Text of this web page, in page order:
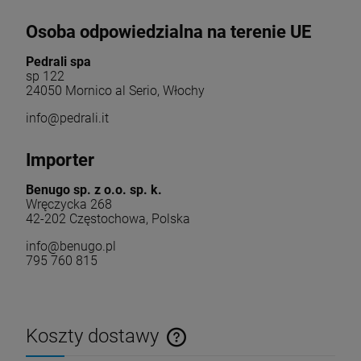
Osoba odpowiedzialna na terenie UE
Pedrali spa
sp 122
24050 Mornico al Serio, Włochy
info@pedrali.it
Importer
Benugo sp. z o.o. sp. k.
Wręczycka 268
42-202 Częstochowa, Polska
info@benugo.pl
795 760 815
Koszty dostawy
Cena nie zawiera ewentualnych kosztów płatności